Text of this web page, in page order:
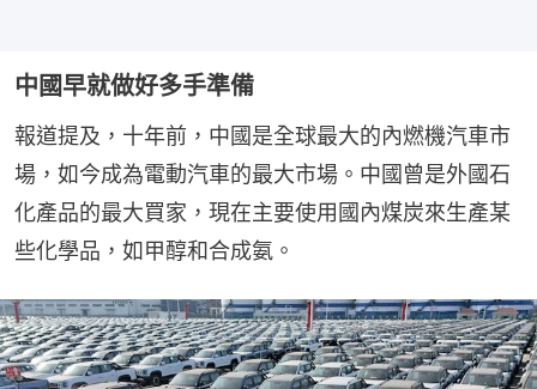
中國早就做好多手準備
報道提及，十年前，中國是全球最大的內燃機汽車市
場，如今成為電動汽車的最大市場。中國曾是外國石
化產品的最大買家，現在主要使用國內煤炭來生產某
些化學品，如甲醇和合成氨。